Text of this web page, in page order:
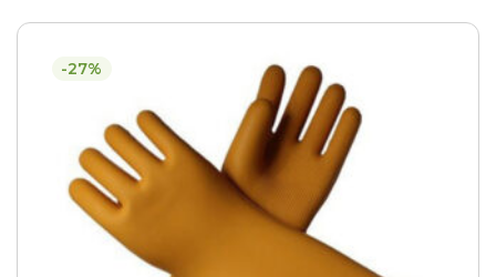
-27%